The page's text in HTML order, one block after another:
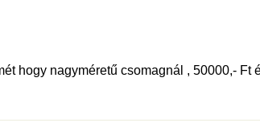
hogy nagyméretű csomagnál , 50000,-